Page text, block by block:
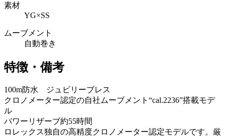
素材
YG×SS
ムーブメント
自動巻き
特徴・備考
100m防水 ジュビリーブレス
クロノメーター認定の自社ムーブメント“cal.2236”搭載モデ
ル
パワーリザーブ約55時間
ロレックス独自の高精度クロノメーター認定モデルです。厳